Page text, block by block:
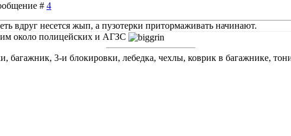
# 4
вдруг несется жып, а пузотерки притормаживать начинают.
около полицейских и АГЗС
багажник, 3-и блокировки, лебедка, чехлы, коврик в багажнике,